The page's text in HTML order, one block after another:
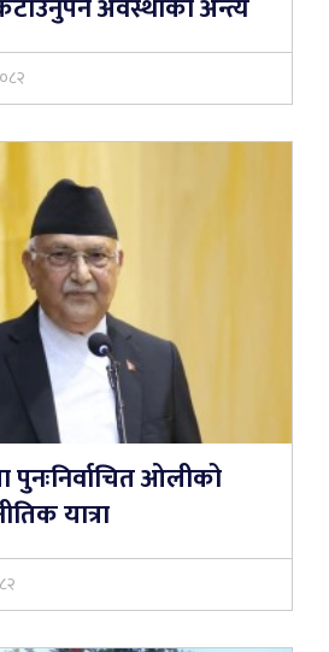
अवस्थाको अन्त्य
पुनःनिर्वाचित ओलीको
यात्रा